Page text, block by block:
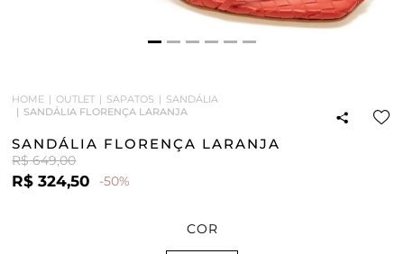
HOME OUTLET SAPATOS
SANDÁLIA
SANDÁLIA FLORENÇA LARANJA
SANDÁLIA FLORENÇA LARANJA
R$ 649,00
R$ 324,50 -50%
COR